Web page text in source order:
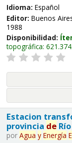
Idioma: Español
Editor: Buenos
1988
Disponibilidad:
topográfica:
Estacion
provincia de
por Agua y Energía